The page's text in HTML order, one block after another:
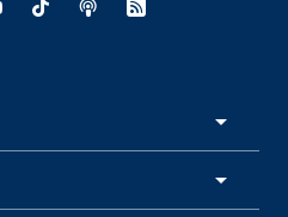
- Apertura in nuova finestra
in nuova finestra
Sito esterno - Apertura in
- Sito esterno - Apertura in
- Sito esterno -
TikTok - Sito esterno -
Spreaker - Sito
Feed RSS -